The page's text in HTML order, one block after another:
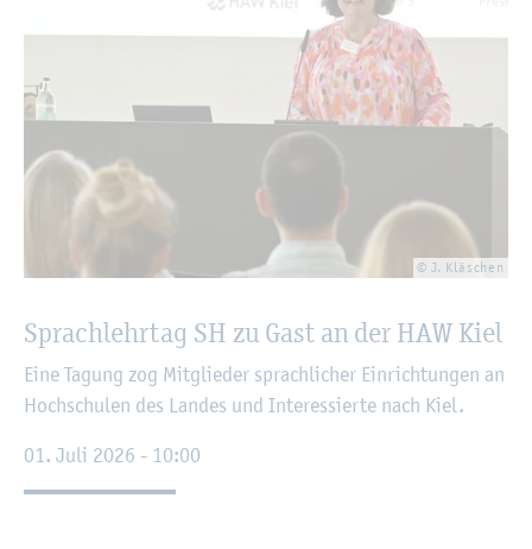
© J. Kläschen
Sprach­lehr­tag SH zu Gast an der HAW Kiel
Eine Ta­gung zog Mit­glie­der sprach­li­cher Ein­rich­tun­gen an
Hoch­schu­len des Lan­des und In­ter­es­sier­te nach Kiel.
01. Juli 2026 - 10:00